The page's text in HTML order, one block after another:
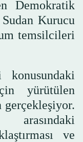
Demokratik
Kurucu
temsilcileri
konusundaki
yürütülen
gerçekleşiyor.
ve